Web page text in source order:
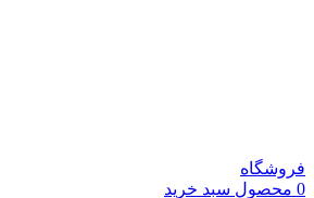
فروشگاه
0 محصول سبد خرید